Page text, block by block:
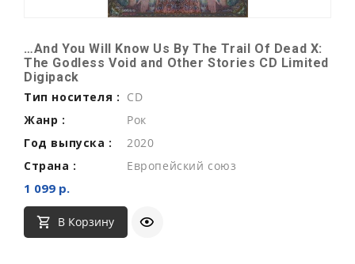
…And You Will Know Us By The Trail Of Dead X:
The Godless Void and Other Stories CD Limited
Digipack
Тип носителя : CD
Жанр :
Рок
Год выпуска :
2020
Страна :
Европейский союз
1 099 р.
В Корзину